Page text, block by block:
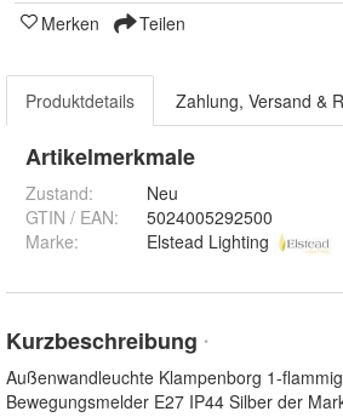
Merken Teilen
Produktdetails Zahlung, Versand &
Artikelmerkmale
Zustand:
Neu
GTIN / EAN:
5024005292500
Marke:
Elstead Lighting
Kurzbeschreibung *
Außenwandleuchte Klampenborg 1-
Bewegungsmelder E27 IP44 Silber der